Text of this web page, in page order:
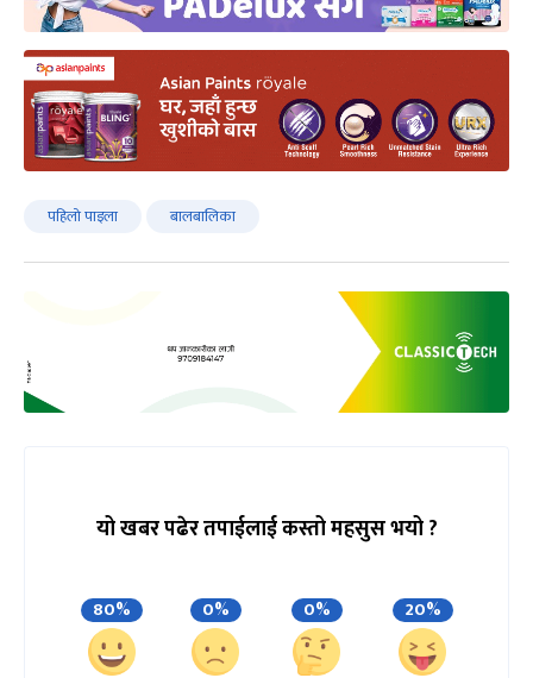
पहिलो पाइला बालबालिका
यो खबर पढेर तपाईलाई कस्तो महसुस भयो ?
80% 0% 0% 20%